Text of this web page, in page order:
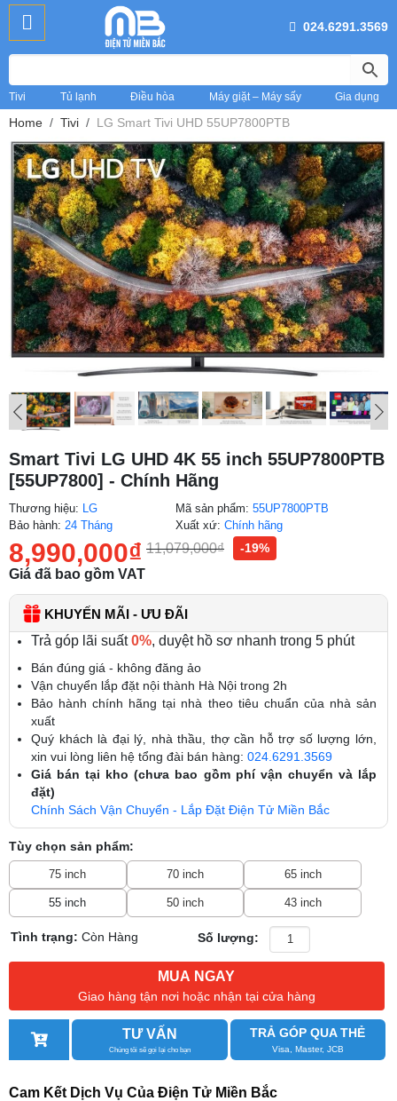
024.6291.3569
Tivi Tủ lạnh Điều hòa Máy giặt – Máy sấy Gia dụng
Home Tivi LG Smart Tivi UHD 55UP7800PTB
Smart Tivi LG UHD 4K 55 inch 55UP7800PTB
[55UP7800] - Chính Hãng
Thương hiệu: LG
Bảo hành: 24 Tháng
Mã sản phẩm:55UP7800PTB
Xuất xứ:Chính hãng
8,990,000₫ 11,079,000₫ -19%
Giá đã bao gồm VAT
KHUYẾN MÃI - ƯU ĐÃI
Trả góp lãi suất0%, duyệt hồ sơ nhanh trong 5 phút
Bán đúng giá - không đăng ảo
Vận chuyển lắp đặt nội thành Hà Nội trong 2h
Bảo hành chính hãng tại nhà theo tiêu chuẩn của nhà sản
xuất
Quý khách là đại lý, nhà thầu, thợ cần hỗ trợ số lượng lớn,
xin vui lòng liên hệ tổng đài bán hàng: 024.6291.3569
Giá bán tại kho (chưa bao gồm phí vận chuyển và lắp
đặt)
Chính Sách Vận Chuyển - Lắp Đặt Điện Tử Miền Bắc
Tùy chọn sản phẩm:
75 inch 70 inch 65 inch
55 inch 50 inch 43 inch
Tình trạng:Còn Hàng Số lượng:
MUA NGAY
Giao hàng tận nơi hoặc nhận tại cửa hàng
TƯ VẤN
Chúng tôi sẽ gọi lại cho bạn
TRẢ GÓP QUA THẺ
Visa, Master, JCB
Cam Kết Dịch Vụ Của Điện Tử Miền Bắc